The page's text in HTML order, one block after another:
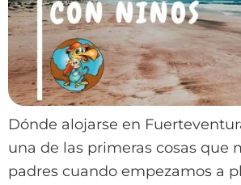
Dónde alojarse en
una de las primeras cosas que
padres cuando empezamos a